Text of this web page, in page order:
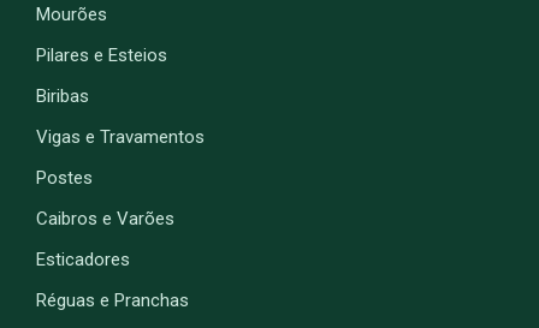
Mourões
Pilares e Esteios
Biribas
Vigas e Travamentos
Postes
Caibros e Varões
Esticadores
Réguas e Pranchas